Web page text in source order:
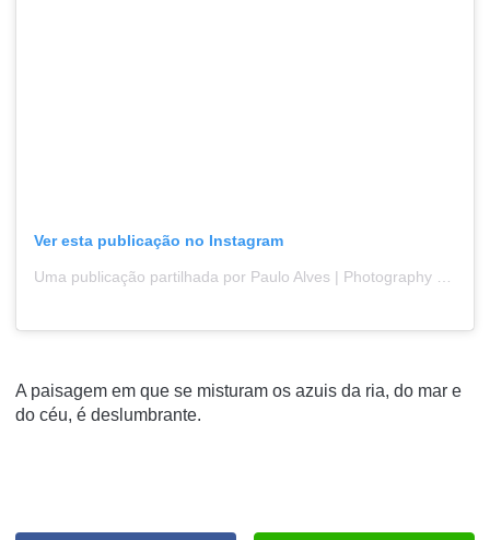
Ver esta publicação no Instagram
A paisagem em que se misturam os azuis da ria, do mar e
do céu, é deslumbrante.